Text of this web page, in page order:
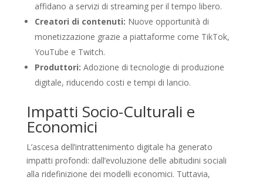
affidano a servizi di streaming per il tempo libero.
Creatori di contenuti: Nuove opportunità di
monetizzazione grazie a piattaforme come TikTok,
YouTube e Twitch.
Produttori: Adozione di tecnologie di produzione
digitale, riducendo costi e tempi di lancio.
Impatti Socio-Culturali e
Economici
L’ascesa dell’intrattenimento digitale ha generato
impatti profondi: dall’evoluzione delle abitudini sociali
alla ridefinizione dei modelli economici. Tuttavia,